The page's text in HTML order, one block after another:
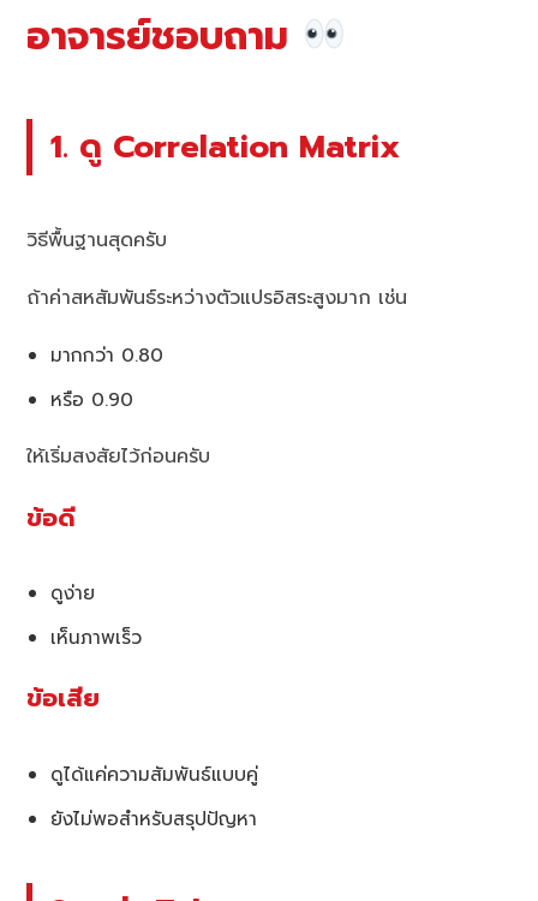
อาจารย์ชอบถาม
1. ดู Correlation Matrix
วิธีพื้นฐานสุดครับ
ถ้าค่าสหสัมพันธ์ระหว่างตัวแปรอิสระสูงมาก เช่น
มากกว่า 0.80
หรือ 0.90
ให้เริ่มสงสัยไว้ก่อนครับ
ข้อดี
ดูง่าย
เห็นภาพเร็ว
ข้อเสีย
ดูได้แค่ความสัมพันธ์แบบคู่
ยังไม่พอสำหรับสรุปปัญหา